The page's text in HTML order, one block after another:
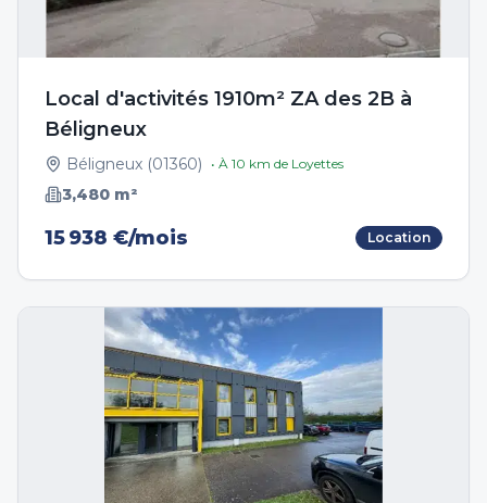
Local d'activités 1910m² ZA des 2B à
Béligneux
Béligneux (01360) • À 10 km de Loyettes
3,480 m²
15 938 €/mois Location